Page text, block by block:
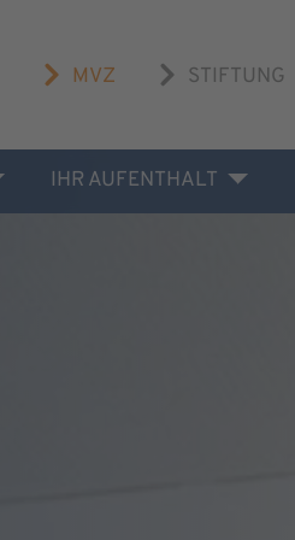
MVZ STIFTUNG
IHR AUFENTHALT